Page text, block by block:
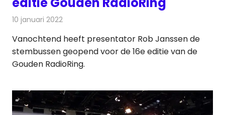
10 januari 2022
Vanochtend heeft presentator Rob Janssen de
stembussen geopend voor de 16e editie van de
Gouden RadioRing.